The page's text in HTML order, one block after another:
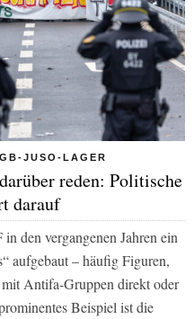
JUSO-LAGER
reden: Politische
darauf
den vergangenen Jahren ein
aufgebaut – häufig Figuren,
Antifa-Gruppen direkt oder
Beispiel ist die